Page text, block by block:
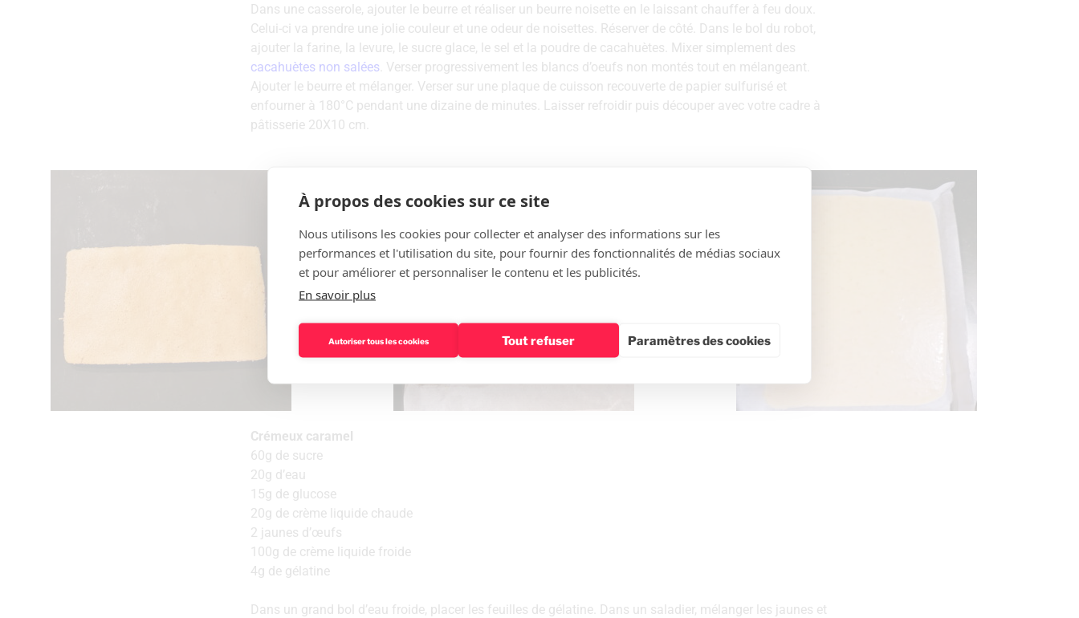
Dans une casserole, ajouter le beurre et réaliser un beurre noisette en le laissant chauffer à feu doux.
Celui-ci va prendre une jolie couleur et une odeur de noisettes. Réserver de côté. Dans le bol du robot,
ajouter la farine, la levure, le sucre glace, le sel et la poudre de cacahuètes. Mixer simplement des
cacahuètes non salées . Verser progressivement les blancs d’oeufs non montés tout en mélangeant.
Ajouter le beurre et mélanger. Verser sur une plaque de cuisson recouverte de papier sulfurisé et
enfourner à 180°C pendant une dizaine de minutes. Laisser refroidir puis découper avec votre cadre à
pâtisserie 20X10 cm.
Crémeux caramel
60g de sucre
20g d’eau
15g de glucose
20g de crème liquide chaude
2 jaunes d’œufs
100g de crème liquide froide
4g de gélatine
Dans un grand bol d’eau froide, placer les feuilles de gélatine. Dans un saladier, mélanger les jaunes et
À propos des cookies sur ce site
Nous utilisons les cookies pour collecter et analyser des informations sur les
performances et l'utilisation du site, pour fournir des fonctionnalités de médias sociaux
et pour améliorer et personnaliser le contenu et les publicités.
En savoir plus
Autoriser tous les cookies Tout refuser Paramètres des cookies